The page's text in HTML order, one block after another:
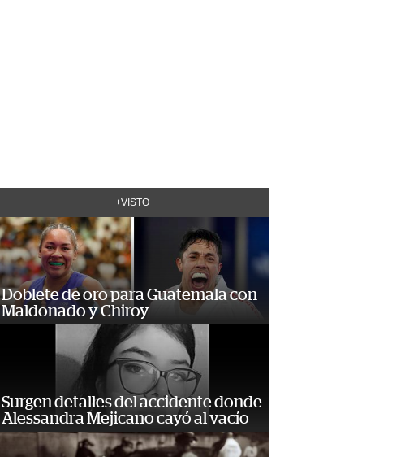
+VISTO
Doblete de oro para Guatemala con
Maldonado y Chiroy
Surgen detalles del accidente donde
Alessandra Mejicano cayó al vacío